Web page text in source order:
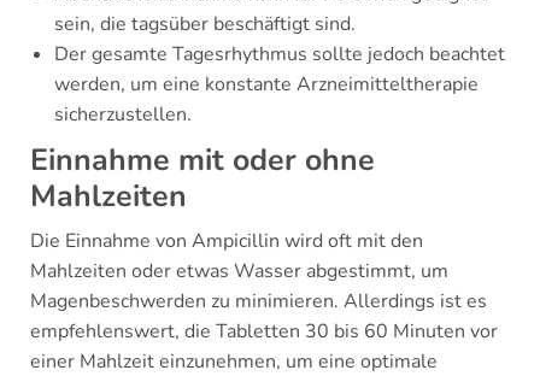
sein, die tagsüber beschäftigt sind.
Der gesamte Tagesrhythmus sollte jedoch beachtet
werden, um eine konstante Arzneimitteltherapie
sicherzustellen.
Einnahme mit oder ohne
Mahlzeiten
Die Einnahme von Ampicillin wird oft mit den
Mahlzeiten oder etwas Wasser abgestimmt, um
Magenbeschwerden zu minimieren. Allerdings ist es
empfehlenswert, die Tabletten 30 bis 60 Minuten vor
einer Mahlzeit einzunehmen, um eine optimale